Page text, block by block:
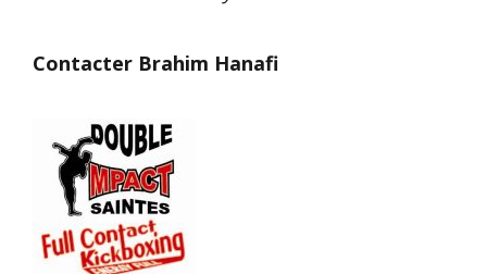
Contacter Brahim Hanafi